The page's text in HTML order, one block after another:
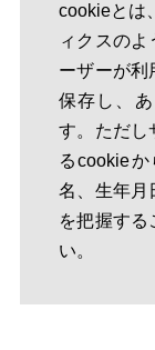
cookieとは
ィクスの
ーザーが利
保存し、
す。ただし
るcookie
名、生年月
を把握する
い。